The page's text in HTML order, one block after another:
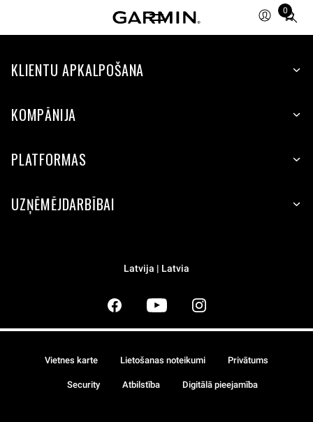
0
Total
items
cart:
KLIENTU APKALPOŠANA
KOMPĀNIJA
PLATFORMAS
UZŅĒMĒJDARBĪBAI
Latvija | Latvia
Vietnes karte Lietošanas noteikumi Privātums
Security Atbilstība Digitālā pieejamība